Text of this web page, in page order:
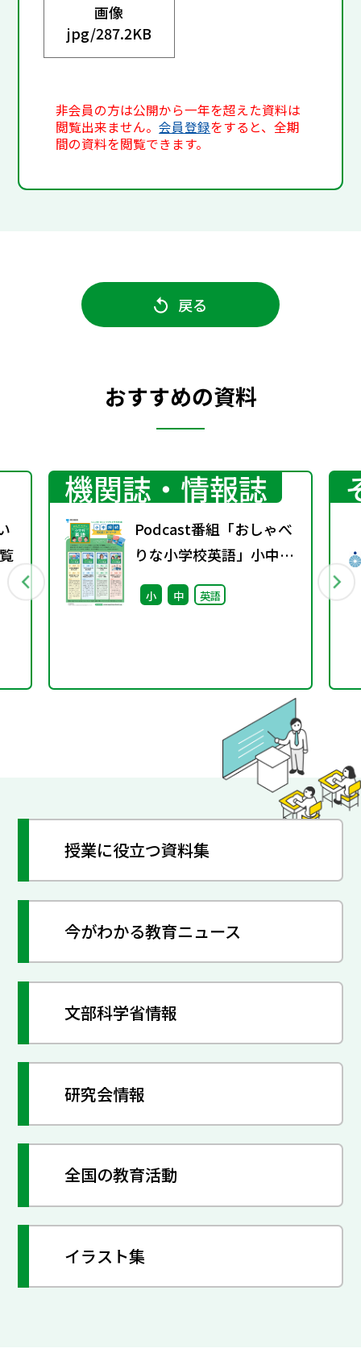
画像
jpg/287.2KB
非会員の方は公開から一年を超えた資料は
閲覧出来ません。会員登録をすると、全期
間の資料を閲覧できます。
戻る
おすすめの資料
機関誌・情報誌
Podcast番組「おしゃべ
りな小学校英語」小中接
続エピソード配信のお知
らせ
小 中 英語
授業に役立つ資料集
今がわかる教育ニュース
文部科学省情報
研究会情報
全国の教育活動
イラスト集